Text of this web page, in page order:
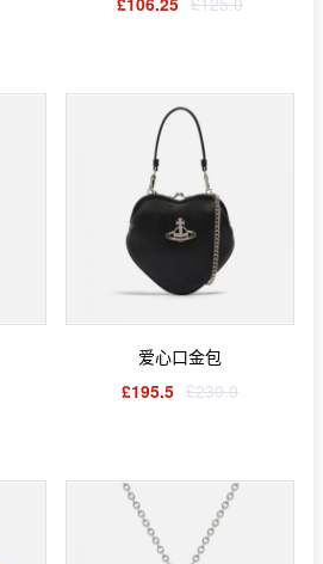
爱心口金包
£195.5 £230.0